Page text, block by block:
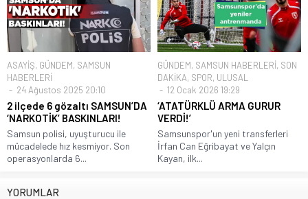
ASAYİŞ, GÜNDEM, SAMSUN
HABERLERİ
24 Ağustos 2025 20:10
2 ilçede 6 gözaltı SAMSUN’DA
‘NARKOTİK’ BASKINLARI!
Samsun polisi, uyuşturucu ile
mücadelede hız kesmiyor. Son
operasyonlarda 6...
GÜNDEM, SAMSUN HABERLERİ, SON
DAKİKA, SPOR, ULUSAL
12 Ocak 2026 19:29
‘ATATÜRKLÜ ARMA GURUR
VERDİ!’
Samsunspor'un yeni transferleri
İrfan Can Eğribayat ve Yalçın
Kayan, ilk...
YORUMLAR